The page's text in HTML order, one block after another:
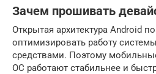
Зачем прошивать
Открытая архитектура Android
оптимизировать работу
средствами. Поэтому
ОС работают стабильнее и